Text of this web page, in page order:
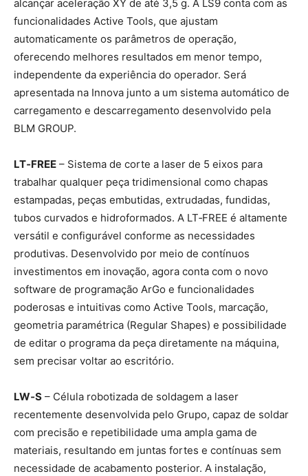
alcançar aceleração XY de até 3,5 g. A LS9 conta com as
funcionalidades Active Tools, que ajustam
automaticamente os parâmetros de operação,
oferecendo melhores resultados em menor tempo,
independente da experiência do operador. Será
apresentada na Innova junto a um sistema automático de
carregamento e descarregamento desenvolvido pela
BLM GROUP.
LT‑FREE – Sistema de corte a laser de 5 eixos para
trabalhar qualquer peça tridimensional como chapas
estampadas, peças embutidas, extrudadas, fundidas,
tubos curvados e hidroformados. A LT‑FREE é altamente
versátil e configurável conforme as necessidades
produtivas. Desenvolvido por meio de contínuos
investimentos em inovação, agora conta com o novo
software de programação ArGo e funcionalidades
poderosas e intuitivas como Active Tools, marcação,
geometria paramétrica (Regular Shapes) e possibilidade
de editar o programa da peça diretamente na máquina,
sem precisar voltar ao escritório.
LW‑S – Célula robotizada de soldagem a laser
recentemente desenvolvida pelo Grupo, capaz de soldar
com precisão e repetibilidade uma ampla gama de
materiais, resultando em juntas fortes e contínuas sem
necessidade de acabamento posterior. A instalação,